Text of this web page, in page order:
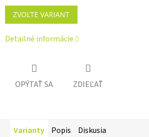
Jednotková
cena:
ZVOĽTE VARIANT
Detailné informácie
OPÝTAŤ SA ZDIEĽAŤ
Varianty Popis Diskusia